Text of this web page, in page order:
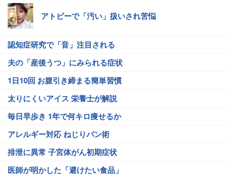
アトピーで「汚い」扱いされ苦悩
認知症研究で「音」注目される
夫の「産後うつ」にみられる症状
1日10回 お腹引き締まる簡単習慣
太りにくいアイス 栄養士が解説
毎日早歩き 1年で何キロ痩せるか
アレルギー対応 ねじりパン術
排泄に異常 子宮体がん初期症状
医師が明かした「避けたい食品」